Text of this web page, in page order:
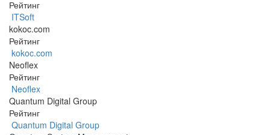
Рейтинг
ITSoft
kokoc.com
Рейтинг
kokoc.com
Neoflex
Рейтинг
Neoflex
Quantum Digital Group
Рейтинг
Quantum Digital Group